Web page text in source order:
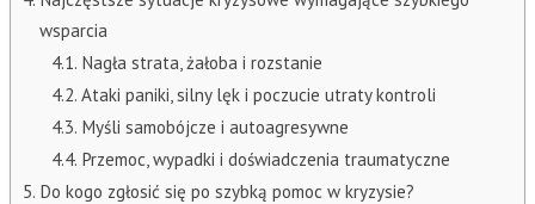
wsparcia
Nagła strata, żałoba i rozstanie
Ataki paniki, silny lęk i poczucie utraty kontroli
Myśli samobójcze i autoagresywne
Przemoc, wypadki i doświadczenia traumatyczne
Do kogo zgłosić się po szybką pomoc w kryzysie?